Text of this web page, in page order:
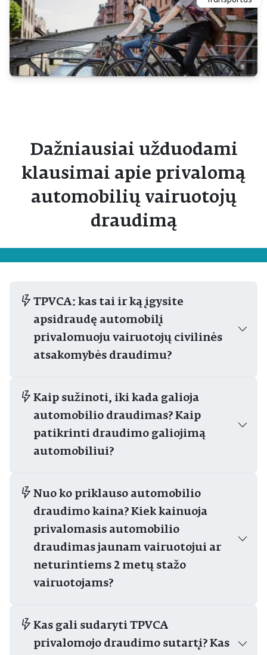
Dažniausiai užduodami
klausimai apie privalomą
automobilių vairuotojų
draudimą
TPVCA: kas tai ir ką įgysite
apsidraudę automobilį
privalomuoju vairuotojų civilinės
atsakomybės draudimu?
Kaip sužinoti, iki kada galioja
automobilio draudimas? Kaip
patikrinti draudimo galiojimą
automobiliui?
Nuo ko priklauso automobilio
draudimo kaina? Kiek kainuoja
privalomasis automobilio
draudimas jaunam vairuotojui ar
neturintiems 2 metų stažo
vairuotojams?
Kas gali sudaryti TPVCA
privalomojo draudimo sutartį? Kas